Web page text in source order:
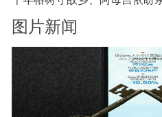
图片新闻